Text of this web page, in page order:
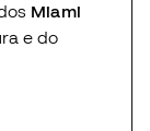
Miami
e do